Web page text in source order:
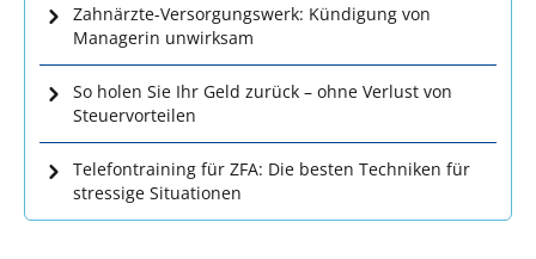
Zahnärzte-Versorgungswerk: Kündigung von
Managerin unwirksam
So holen Sie Ihr Geld zurück – ohne Verlust von
Steuervorteilen
Telefontraining für ZFA: Die besten Techniken für
stressige Situationen